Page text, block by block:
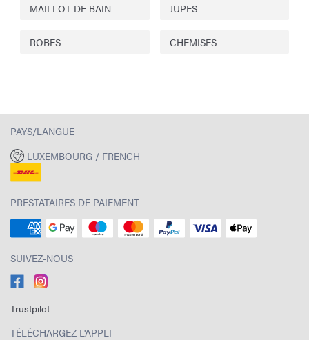
MAILLOT DE BAIN JUPES
ROBES CHEMISES
PAYS/LANGUE
LUXEMBOURG / FRENCH
PRESTATAIRES DE PAIEMENT
SUIVEZ-NOUS
Trustpilot
TÉLÉCHARGEZ L'APPLI